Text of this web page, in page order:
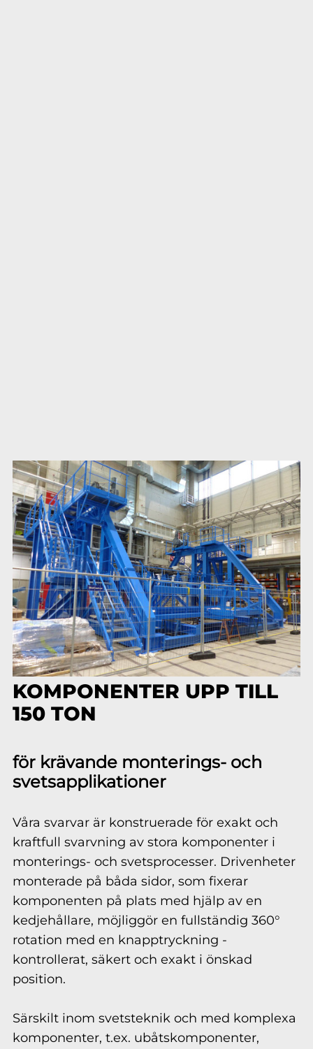
KOMPONENTER UPP TILL
150 TON
för krävande monterings- och
svetsapplikationer
Våra svarvar är konstruerade för exakt och
kraftfull svarvning av stora komponenter i
monterings- och svetsprocesser. Drivenheter
monterade på båda sidor, som fixerar
komponenten på plats med hjälp av en
kedjehållare, möjliggör en fullständig 360°
rotation med en knapptryckning -
kontrollerat, säkert och exakt i önskad
position.
Särskilt inom svetsteknik och med komplexa
komponenter, t.ex. ubåtskomponenter,